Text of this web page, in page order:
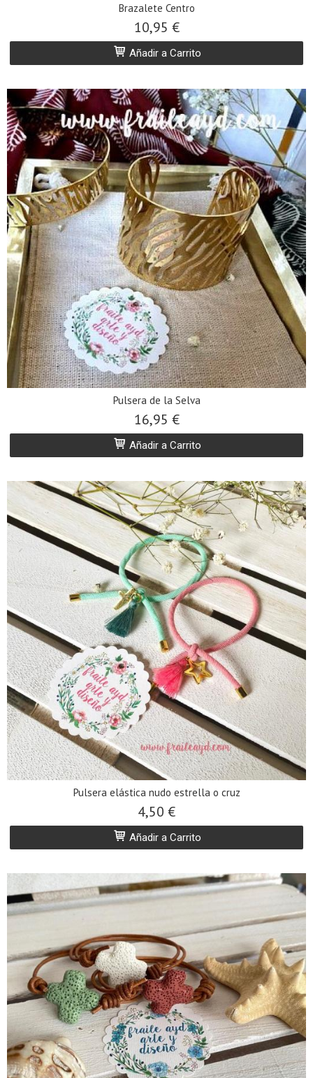
Brazalete Centro
10,95 €
Añadir a Carrito
Pulsera de la Selva
16,95 €
Añadir a Carrito
Pulsera elástica nudo estrella o cruz
4,50 €
Añadir a Carrito